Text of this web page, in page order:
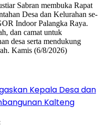
Kepala Desa dan
Kalteng